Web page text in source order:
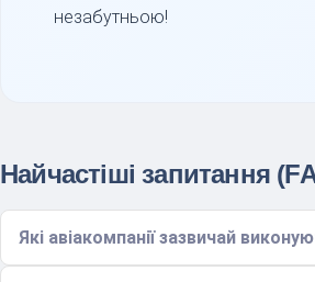
незабутньою!
Найчастіші запитання
Які авіакомпанії зазвичай